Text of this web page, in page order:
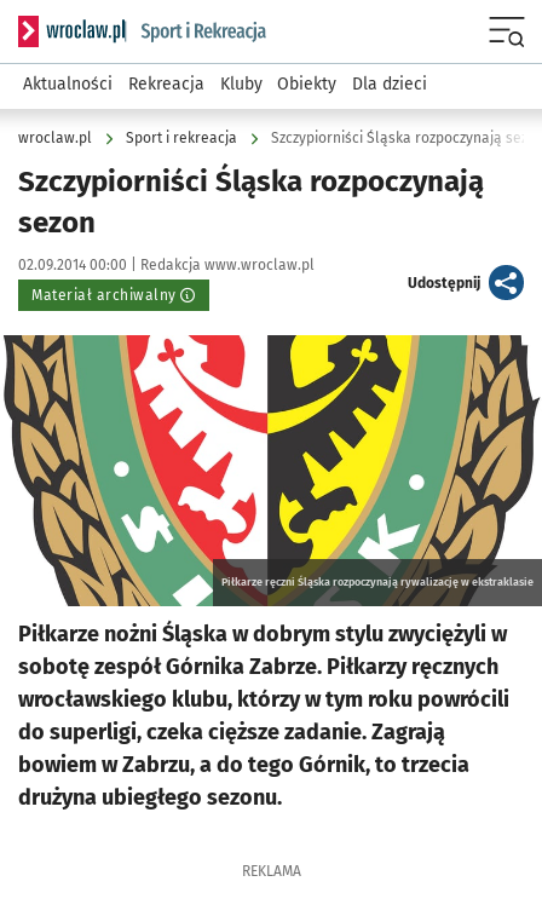
Serwis informacyjny wroclaw.pl podserwis: Sport i rekreacja
Aktualności Rekreacja Kluby Obiekty Dla dzieci
wroclaw.pl Sport i rekreacja Szczypiorniści Śląska rozpoczynają
Szczypiorniści Śląska rozpoczynają
sezon
Data publikacji:
02.09.2014 00:00 | Autor:
Redakcja www.wroclaw.pl
Materiał archiwalny
Udostępnijartykuł
Kliknij, aby powiększyć
Piłkarze ręczni Śląska rozpoczynają rywalizację w ekstraklasie
Piłkarze nożni Śląska w dobrym stylu zwyciężyli w
sobotę zespół Górnika Zabrze. Piłkarzy ręcznych
wrocławskiego klubu, którzy w tym roku powrócili
do superligi, czeka cięższe zadanie. Zagrają
bowiem w Zabrzu, a do tego Górnik, to trzecia
drużyna ubiegłego sezonu.
REKLAMA